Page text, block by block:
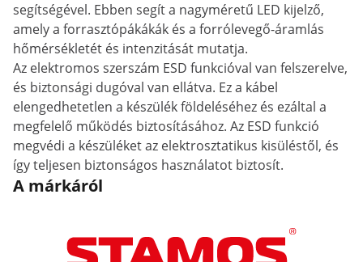
segítségével. Ebben segít a nagyméretű LED kijelző,
amely a forrasztópákákák és a forrólevegő-áramlás
hőmérsékletét és intenzitását mutatja.
Az elektromos szerszám ESD funkcióval van felszerelve,
és biztonsági dugóval van ellátva. Ez a kábel
elengedhetetlen a készülék földeléséhez és ezáltal a
megfelelő működés biztosításához. Az ESD funkció
megvédi a készüléket az elektrosztatikus kisüléstől, és
így teljesen biztonságos használatot biztosít.
A márkáról